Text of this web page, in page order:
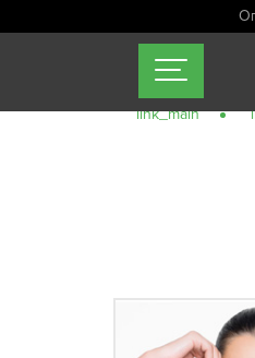
link_main